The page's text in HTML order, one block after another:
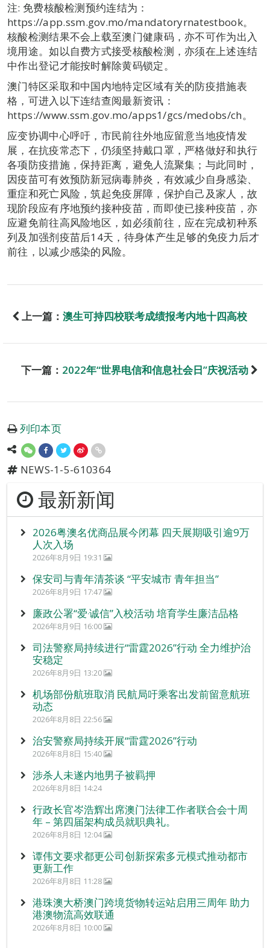
注: 免费核酸检测预约连结为：
https://app.ssm.gov.mo/mandatoryrnatestbook。
核酸检测结果不会上载至澳门健康码，亦不可作为出入
境用途。如以自费方式接受核酸检测，亦须在上述连结
中作出登记才能按时解除黄码锁定。
澳门特区采取和中国内地特定区域有关的防疫措施表
格，可进入以下连结查阅最新资讯：
https://www.ssm.gov.mo/apps1/gcs/medobs/ch。
应变协调中心呼吁，市民前往外地应留意当地疫情发
展，在抗疫常态下，仍须坚持戴口罩，严格做好和执行
各项防疫措施，保持距离，避免人流聚集；与此同时，
因疫苗可有效预防新冠病毒肺炎，有效减少自身感染、
重症和死亡风险，筑起免疫屏障，保护自己及家人，故
现阶段应有序地预约接种疫苗，而即使已接种疫苗，亦
应避免前往高风险地区，如必须前往，应在完成初种系
列及加强剂疫苗后14天，待身体产生足够的免疫力后才
前往，以减少感染的风险。
上一篇： 澳生可持四校联考成绩报考内地十四高校
下一篇： 2022年“世界电信和信息社会日”庆祝活动
列印本页
NEWS-1-5-610364
最新新闻
2026粤澳名优商品展今闭幕 四天展期吸引逾9万
人次入场
2026年8月9日 19:31
保安司与青年清茶谈 “平安城市 青年担当”
2026年8月9日 17:47
廉政公署“爱‧诚信”入校活动 培育学生廉洁品格
2026年8月9日 16:00
司法警察局持续进行“雷霆2026”行动 全力维护治
安稳定
2026年8月9日 13:20
机场部份航班取消 民航局吁乘客出发前留意航班
动态
2026年8月8日 22:56
治安警察局持续开展“雷霆2026”行动
2026年8月8日 15:40
涉杀人未遂内地男子被羁押
2026年8月8日 14:24
行政长官岑浩辉出席澳门法律工作者联合会十周
年 – 第四届架构成员就职典礼。
2026年8月8日 12:04
谭伟文要求都更公司创新探索多元模式推动都市
更新工作
2026年8月8日 11:28
港珠澳大桥澳门跨境货物转运站启用三周年 助力
港澳物流高效联通
2026年8月8日 10:00